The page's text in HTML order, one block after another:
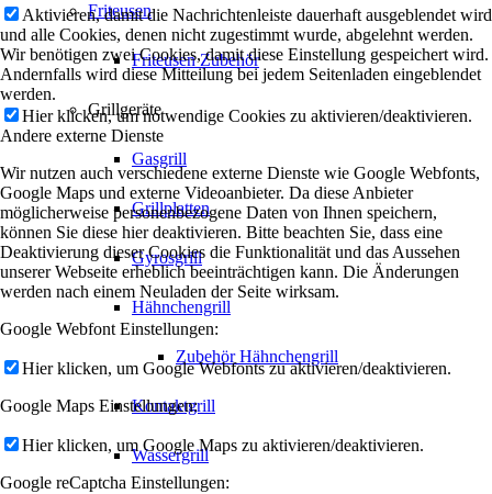
Friteusen
Friteusen Zubehör
Grillgeräte
Gasgrill
Grillplatten
Gyrosgrill
Hähnchengrill
Zubehör Hähnchengrill
Kontaktgrill
Wassergrill
Aktivieren, damit die Nachrichtenleiste dauerhaft ausgeblendet wird
und alle Cookies, denen nicht zugestimmt wurde, abgelehnt werden.
Wir benötigen zwei Cookies, damit diese Einstellung gespeichert wird.
Andernfalls wird diese Mitteilung bei jedem Seitenladen eingeblendet
werden.
Hier klicken, um notwendige Cookies zu aktivieren/deaktivieren.
Andere externe Dienste
Wir nutzen auch verschiedene externe Dienste wie Google Webfonts,
Google Maps und externe Videoanbieter. Da diese Anbieter
möglicherweise personenbezogene Daten von Ihnen speichern,
können Sie diese hier deaktivieren. Bitte beachten Sie, dass eine
Deaktivierung dieser Cookies die Funktionalität und das Aussehen
unserer Webseite erheblich beeinträchtigen kann. Die Änderungen
werden nach einem Neuladen der Seite wirksam.
Google Webfont Einstellungen:
Hier klicken, um Google Webfonts zu aktivieren/deaktivieren.
Google Maps Einstellungen:
Hier klicken, um Google Maps zu aktivieren/deaktivieren.
Google reCaptcha Einstellungen: